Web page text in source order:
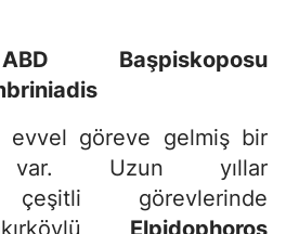
Başpiskoposu
evvel göreve gelmiş bir
var. Uzun yıllar
çeşitli görevlerinde
Elpidophoros